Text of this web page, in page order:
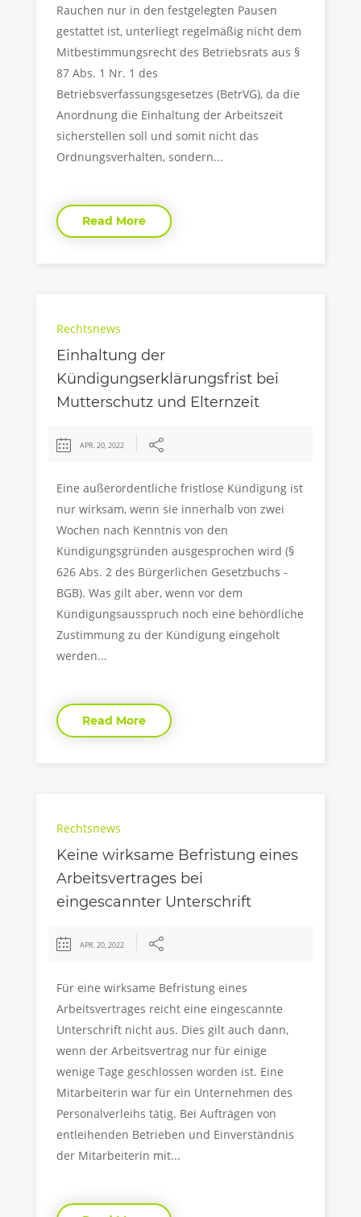
Rauchen nur in den festgelegten Pausen
gestattet ist, unterliegt regelmäßig nicht dem
Mitbestimmungsrecht des Betriebsrats aus §
87 Abs. 1 Nr. 1 des
Betriebsverfassungsgesetzes (BetrVG), da die
Anordnung die Einhaltung der Arbeitszeit
sicherstellen soll und somit nicht das
Ordnungsverhalten, sondern...
Read More
Rechtsnews
Einhaltung der
Kündigungserklärungsfrist bei
Mutterschutz und Elternzeit
APR. 20, 2022
Eine außerordentliche fristlose Kündigung ist
nur wirksam, wenn sie innerhalb von zwei
Wochen nach Kenntnis von den
Kündigungsgründen ausgesprochen wird (§
626 Abs. 2 des Bürgerlichen Gesetzbuchs -
BGB). Was gilt aber, wenn vor dem
Kündigungsausspruch noch eine behördliche
Zustimmung zu der Kündigung eingeholt
werden...
Read More
Rechtsnews
Keine wirksame Befristung eines
Arbeitsvertrages bei
eingescannter Unterschrift
APR. 20, 2022
Für eine wirksame Befristung eines
Arbeitsvertrages reicht eine eingescannte
Unterschrift nicht aus. Dies gilt auch dann,
wenn der Arbeitsvertrag nur für einige
wenige Tage geschlossen worden ist. Eine
Mitarbeiterin war für ein Unternehmen des
Personalverleihs tätig. Bei Aufträgen von
entleihenden Betrieben und Einverständnis
der Mitarbeiterin mit...